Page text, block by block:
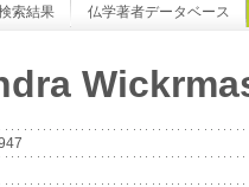
索結果 仏学著者データベース